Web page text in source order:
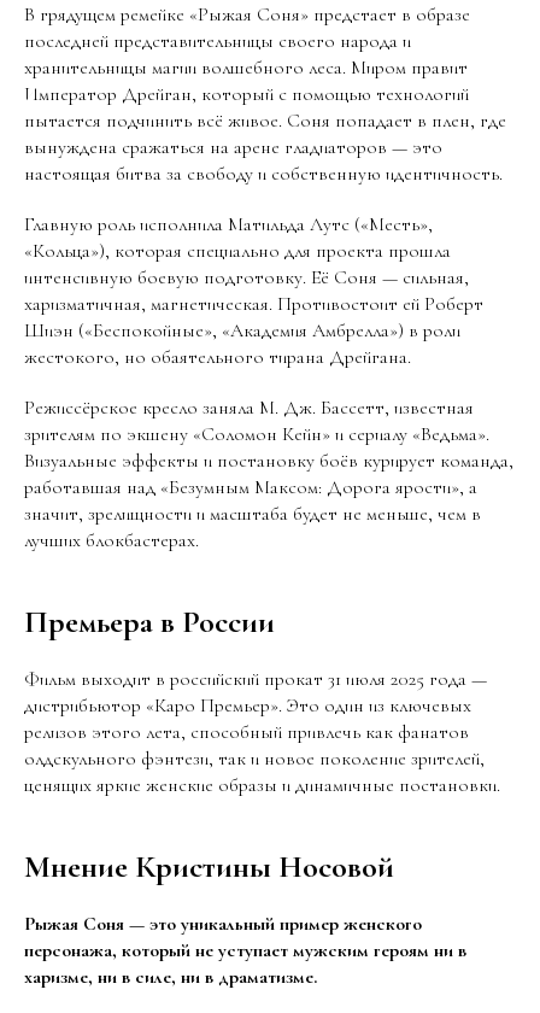
В грядущем ремейке «Рыжая Соня» предстает в образе
последней представительницы своего народа и
хранительницы магии волшебного леса. Миром правит
Император Дрейган, который с помощью технологий
пытается подчинить всё живое. Соня попадает в плен, где
вынуждена сражаться на арене гладиаторов — это
настоящая битва за свободу и собственную идентичность.
Главную роль исполнила Матильда Лутс («Месть»,
«Кольца»), которая специально для проекта прошла
интенсивную боевую подготовку. Её Соня — сильная,
харизматичная, магнетическая. Противостоит ей Роберт
Шиэн («Беспокойные», «Академия Амбрелла») в роли
жестокого, но обаятельного тирана Дрейгана.
Режиссёрское кресло заняла М. Дж. Бассетт, известная
зрителям по экшену «Соломон Кейн» и сериалу «Ведьма».
Визуальные эффекты и постановку боёв курирует команда,
работавшая над «Безумным Максом: Дорога ярости», а
значит, зрелищности и масштаба будет не меньше, чем в
лучших блокбастерах.
Премьера в России
Фильм выходит в российский прокат 31 июля 2025 года —
дистрибьютор «Каро Премьер». Это один из ключевых
релизов этого лета, способный привлечь как фанатов
олдскульного фэнтези, так и новое поколение зрителей,
ценящих яркие женские образы и динамичные постановки.
Мнение Кристины Носовой
Рыжая Соня — это уникальный пример женского
персонажа, который не уступает мужским героям ни в
харизме, ни в силе, ни в драматизме.